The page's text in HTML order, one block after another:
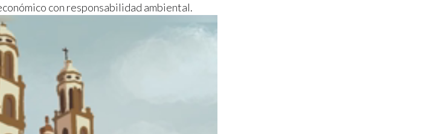
con responsabilidad ambiental.